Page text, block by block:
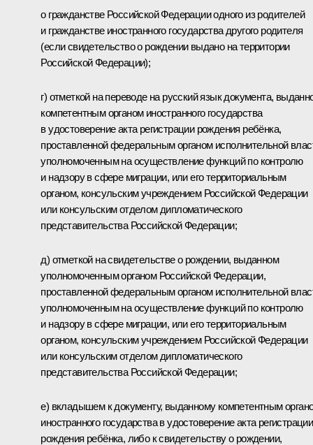
о гражданстве Российской Федерации одного из родителей
и гражданстве иностранного государства другого родителя
(если свидетельство о рождении выдано на территории
Российской Федерации);
г) отметкой на переводе на русский язык документа,
компетентным органом иностранного государства
в удостоверение акта регистрации рождения ребёнка,
проставленной федеральным органом исполнительной
уполномоченным на осуществление функций по контролю
и надзору в сфере миграции, или его территориальным
органом, консульским учреждением Российской Федерации
или консульским отделом дипломатического
представительства Российской Федерации;
д) отметкой на свидетельстве о рождении, выданном
уполномоченным органом Российской Федерации,
проставленной федеральным органом исполнительной
уполномоченным на осуществление функций по контролю
и надзору в сфере миграции, или его территориальным
органом, консульским учреждением Российской Федерации
или консульским отделом дипломатического
представительства Российской Федерации;
е) вкладышем к документу, выданному компетентным
иностранного государства в удостоверение акта регистрации
рождения ребёнка, либо к свидетельству о рождении,